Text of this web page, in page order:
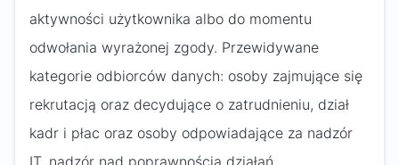
aktywności użytkownika albo do momentu
odwołania wyrażonej zgody. Przewidywane
kategorie odbiorców danych: osoby zajmujące się
rekrutacją oraz decydujące o zatrudnieniu, dział
kadr i płac oraz osoby odpowiadające za nadzór
IT, nadzór nad poprawnością działań